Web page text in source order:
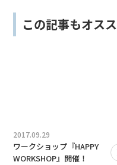
この記事もオスス
2017.09.29
ワークショップ『HAPPY
WORKSHOP』開催！